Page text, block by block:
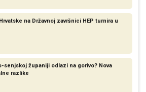
na Državnoj završnici HEP turnira u
senjskoj županiji odlazi na gorivo? Nova
razlike​